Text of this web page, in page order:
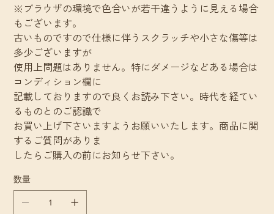
※ブラウザの環境で色合いが若干違うように見える場合
もございます。
古いものですので仕様に伴うスクラッチや小さな傷等は
多少ございますが
使用上問題はありません。特にダメージなどある場合は
コンディション欄に
記載しておりますので良くお読み下さい。時代を経てい
るものとのご認識で
お買い上げ下さいますようお願いいたします。商品に関
するご質問がありま
したらご購入の前にお知らせ下さい。
数量